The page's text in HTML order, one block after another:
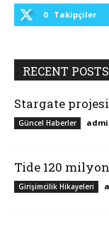
0 Takipçiler
RECENT POSTS
Stargate
Güncel Haberler
Tide 120
Girişimcilik Hikayeleri